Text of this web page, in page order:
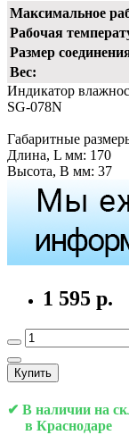
Максимальное
Рабочая
Размер
Вес:
Индикатор
SG-078N
Габаритные
Длина, L мм: 170
Высота, B мм: 37
1 595 р.
Купить
✔ В наличии на
в Краснодаре